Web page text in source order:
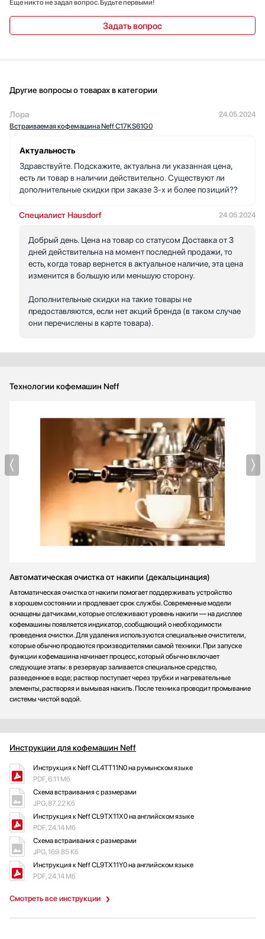
Еще никто не задал вопрос. Будьте первыми!
Задать вопрос
Другие вопросы о товарах в категории
Лора
Встраиваемая кофемашина Neff C17KS61G0
24.05.2024
Актуальность
Здравствуйте. Подскажите, актуальна ли указанная цена,
есть ли товар в наличии действительно. Существуют ли
дополнительные скидки при заказе 3-х и более позиций??
Специалист Hausdorf 24.05.2024
Добрый день. Цена на товар со статусом Доставка от 3
дней действительна на момент последней продажи, то
есть, когда товар вернется в актуальное наличие, эта цена
изменится в большую или меньшую сторону.
Дополнительные скидки на такие товары не
предоставляются, если нет акций бренда (в таком случае
они перечислены в карте товара).
Технологии кофемашин Neff
Автоматическая очистка от накипи (декальцинация)
Автоматическая очистка от накипи помогает поддерживать устройство
в хорошем состоянии и продлевает срок службы. Современные модели
оснащены датчиками, которые отслеживают уровень накипи — на дисплее
кофемашины появляется индикатор, сообщающий о необходимости
проведения очистки. Для удаления используются специальные очистители,
которые обычно продаются производителями самой техники. При запуске
функции кофемашина начинает процесс, который обычно включает
следующие этапы: в резервуар заливается специальное средство,
разведенное в воде; раствор поступает через трубки и нагревательные
элементы, растворяя и вымывая накипь. После техника проводит промывание
системы чистой водой.
Инструкции для кофемашин Neff
Смотреть все инструкции
Инструкция к Neff CL4TT11N0 на румынском языке
PDF, 6.11 Мб
Схема встраивания с размерами
JPG, 87.22 Кб
Инструкция к Neff CL9TX11X0 на английском языке
PDF, 24.14 Мб
Схема встраивания с размерами
JPG, 169.85 Кб
Инструкция к Neff CL9TX11Y0 на английском языке
PDF, 24.14 Мб